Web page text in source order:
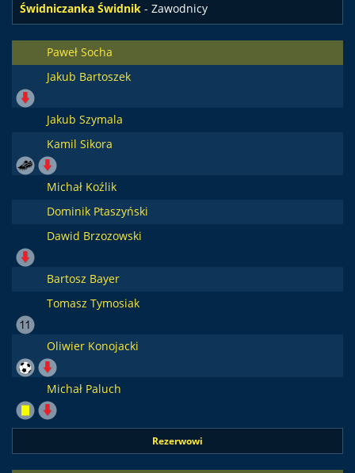
Świdniczanka Świdnik - Zawodnicy
Paweł Socha
Jakub Bartoszek
Jakub Szymala
Kamil Sikora
Michał Koźlik
Dominik Ptaszyński
Dawid Brzozowski
Bartosz Bayer
Tomasz Tymosiak
Oliwier Konojacki
Michał Paluch
Rezerwowi